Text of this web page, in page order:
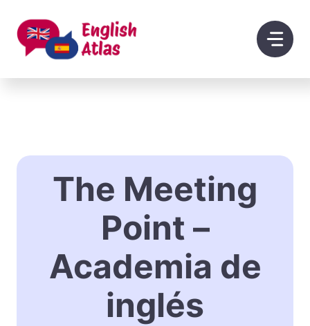
contenido
The Meeting
Point –
Academia de
inglés